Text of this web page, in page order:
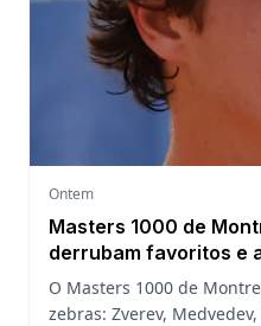
Ontem
Masters 1000 de
derrubam favoritos e
João Fonseca
O Masters 1000 de
zebras: Zverev,